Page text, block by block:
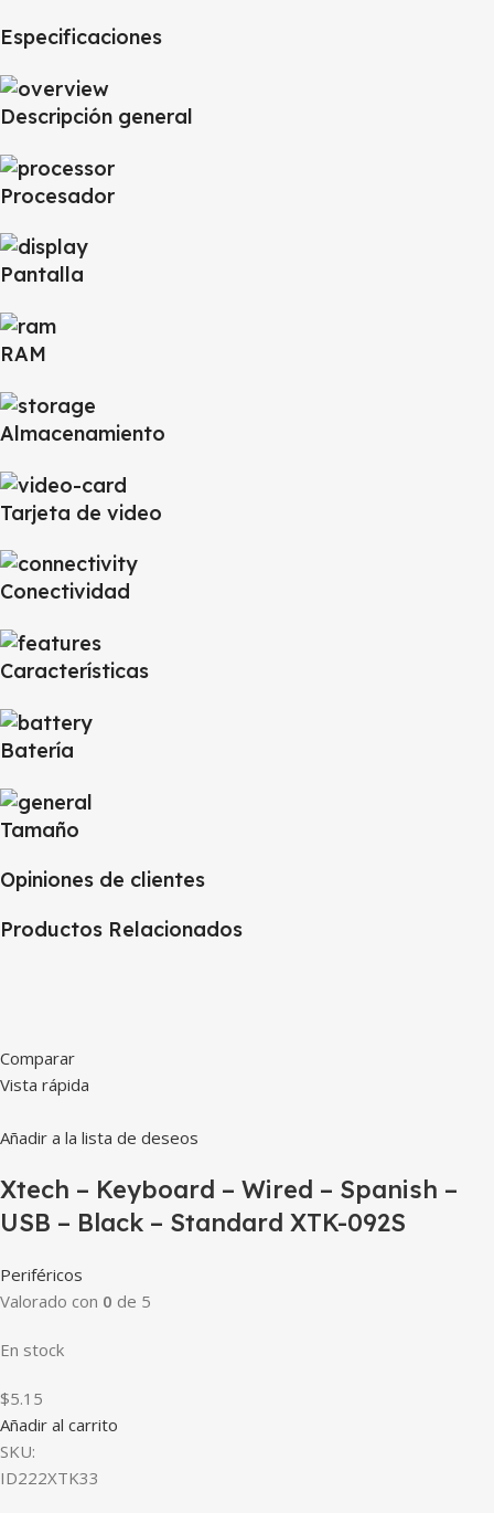
Especificaciones
Descripción general
Procesador
Pantalla
RAM
Almacenamiento
Tarjeta de video
Conectividad
Características
Batería
Tamaño
Opiniones de clientes
Productos Relacionados
Comparar
Vista rápida
Añadir a la lista de deseos
Xtech – Keyboard – Wired – Spanish –
USB – Black – Standard XTK-092S
Periféricos
Valorado con 0 de 5
En stock
$5.15
Añadir al carrito
SKU:
ID222XTK33